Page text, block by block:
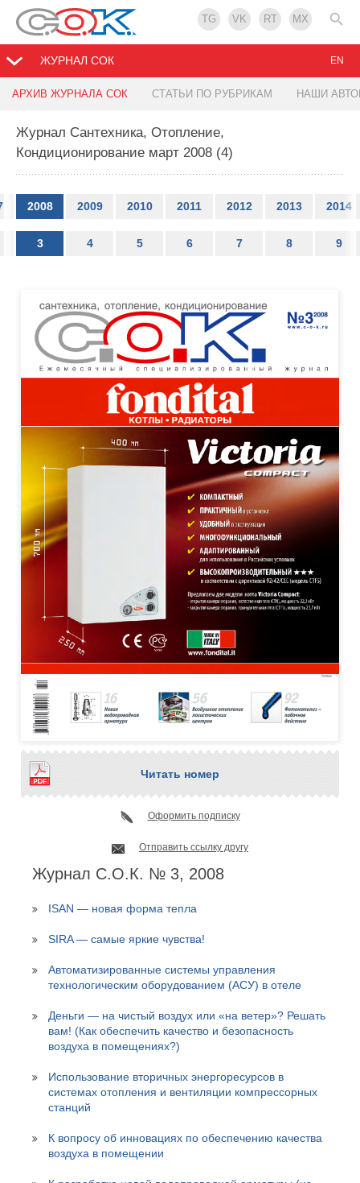
TG VK RT MX
ЖУРНАЛ СОК
АРХИВ ЖУРНАЛА СОК СТАТЬИ ПО РУБРИКАМ НАШИ
EN
Журнал Сантехника, Отопление,
Кондиционирование март 2008 (4)
2008 2009 2010 2011 2012 2013 2014
3 4 5 6 7 8 9
Читать номер
Оформить подписку
Отправить ссылку другу
Журнал С.О.К. № 3, 2008
ISAN — новая форма тепла
SIRA — самые яркие чувства!
Автоматизированные системы управления
технологическим оборудованием (АСУ) в отеле
Деньги — на чистый воздух или «на ветер»? Решать
вам! (Как обеспечить качество и безопасность
воздуха в помещениях?)
Использование вторичных энергоресурсов в
системах отопления и вентиляции компрессорных
станций
К вопросу об инновациях по обеспечению качества
воздуха в помещении